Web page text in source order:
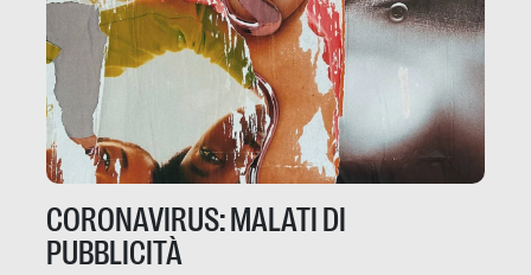
CORONAVIRUS: MALATI DI
PUBBLICITÀ